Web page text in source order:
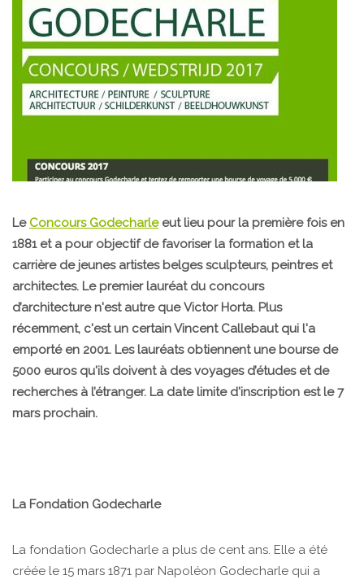
Le Concours Godecharleeut lieu pour la première fois en
1881 et a pour objectif de favoriser la formation et la
carrière de jeunes artistes belges sculpteurs, peintres et
architectes. Le premier lauréat du concours
d’architecture n'est autre que Victor Horta. Plus
récemment, c'est un certain Vincent Callebaut qui l'a
emporté en 2001. Les lauréats obtiennent une bourse de
5000 euros qu'ils doivent à des voyages d’études et de
recherches à l’étranger. La date limite d'inscription est le 7
mars prochain.
La Fondation Godecharle
La fondation Godecharle a plus de cent ans. Elle a été
créée le 15 mars 1871 par Napoléon Godecharle qui a